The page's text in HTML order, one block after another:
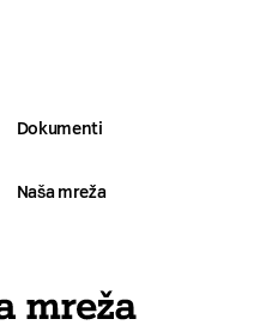
Dokumenti
Naša mreža